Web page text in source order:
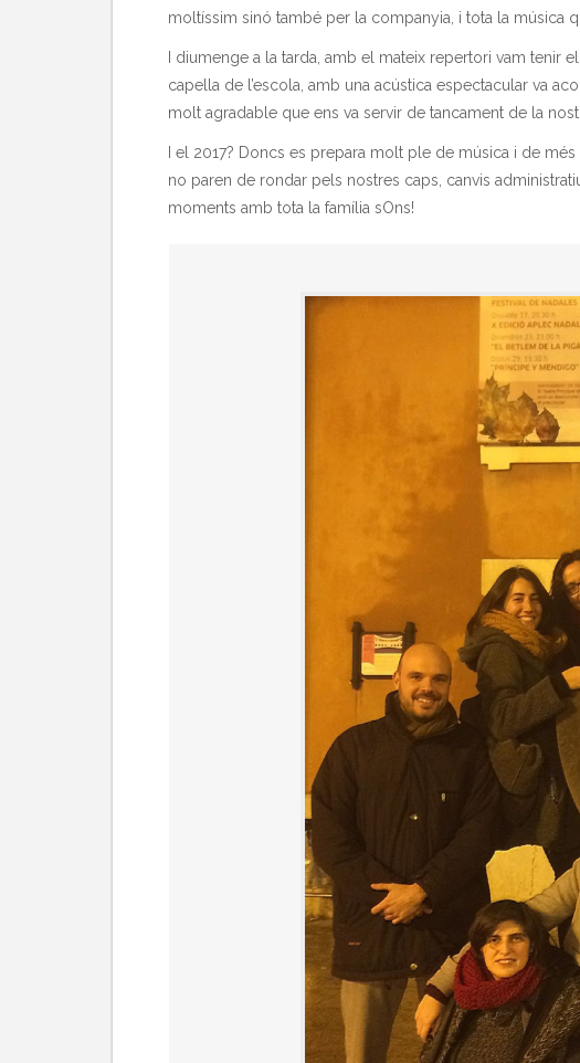
moltíssim sinó també per la companyia, i tota la música
I diumenge a la tarda, amb el mateix repertori vam tenir
capella de l’escola, amb una acústica espectacular va
molt agradable que ens va servir de tancament de la
I el 2017? Doncs es prepara molt ple de música i de
no paren de rondar pels nostres caps, canvis
moments amb tota la família sOns!